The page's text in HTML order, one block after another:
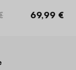
69,99 €